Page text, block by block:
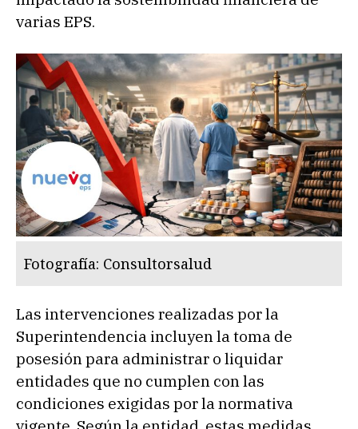
varias EPS.
Fotografía: Consultorsalud
Las intervenciones realizadas por la
Superintendencia incluyen la toma de
posesión para administrar o liquidar
entidades que no cumplen con las
condiciones exigidas por la normativa